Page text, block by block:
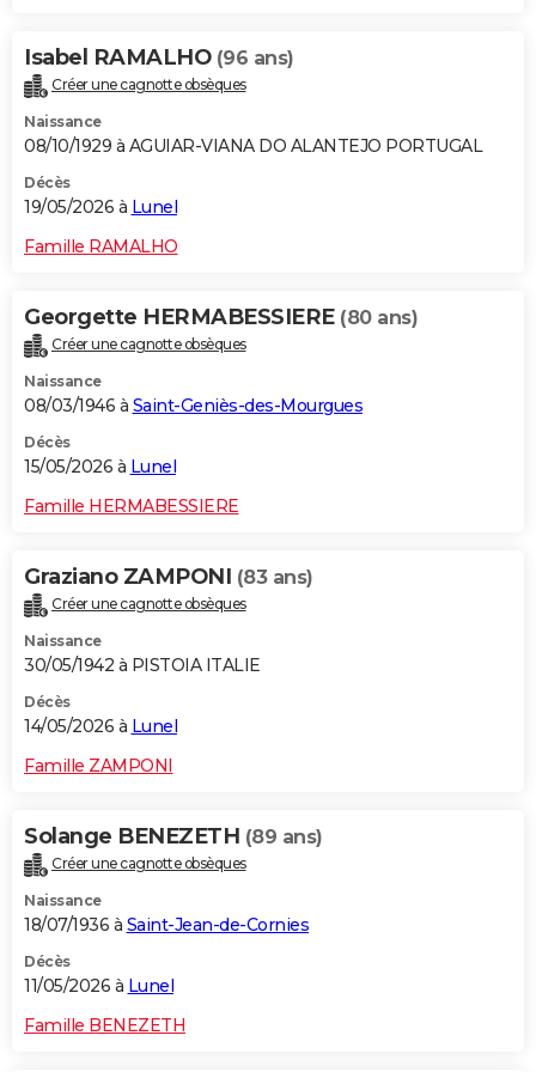
Isabel RAMALHO (96 ans)
Créer une cagnotte obsèques
Naissance
08/10/1929 à AGUIAR-VIANA DO ALANTEJO PORTUGAL
Décès
19/05/2026 à Lunel
Famille RAMALHO
Georgette HERMABESSIERE (80 ans)
Créer une cagnotte obsèques
Naissance
08/03/1946 à Saint-Geniès-des-Mourgues
Décès
15/05/2026 à Lunel
Famille HERMABESSIERE
Graziano ZAMPONI (83 ans)
Créer une cagnotte obsèques
Naissance
30/05/1942 à PISTOIA ITALIE
Décès
14/05/2026 à Lunel
Famille ZAMPONI
Solange BENEZETH (89 ans)
Créer une cagnotte obsèques
Naissance
18/07/1936 à Saint-Jean-de-Cornies
Décès
11/05/2026 à Lunel
Famille BENEZETH